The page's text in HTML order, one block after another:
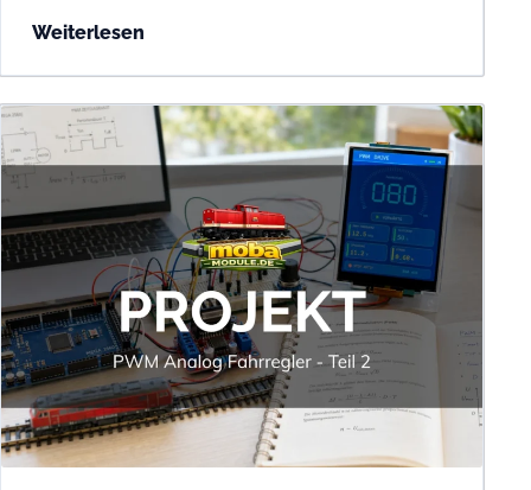
Weiterlesen